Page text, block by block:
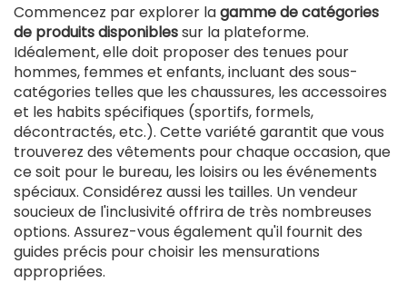
Commencez par explorer lagamme de catégories
de produits disponiblessur la plateforme.
Idéalement, elle doit proposer des tenues pour
hommes, femmes et enfants, incluant des sous-
catégories telles que les chaussures, les accessoires
et les habits spécifiques (sportifs, formels,
décontractés, etc.). Cette variété garantit que vous
trouverez des vêtements pour chaque occasion, que
ce soit pour le bureau, les loisirs ou les événements
spéciaux. Considérez aussi les tailles. Un vendeur
soucieux de l'inclusivité offrira de très nombreuses
options. Assurez-vous également qu'il fournit des
guides précis pour choisir les mensurations
appropriées.